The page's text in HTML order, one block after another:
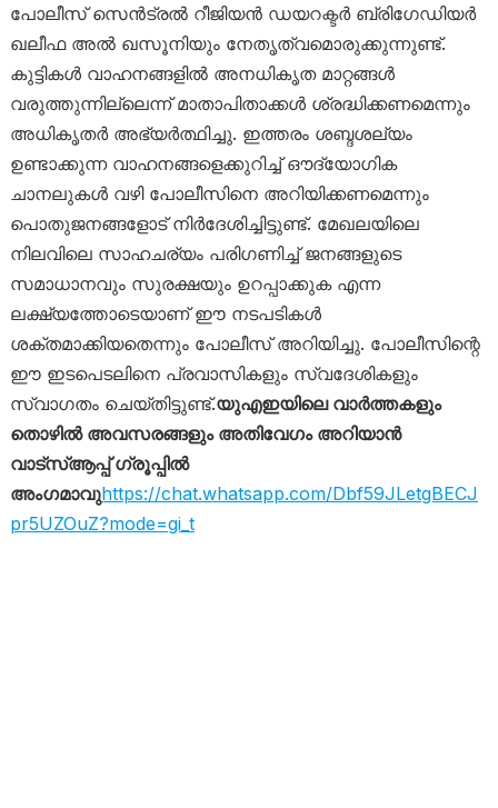
പോലീസ് സെൻട്രൽ റീജിയൻ ഡയറക്ടർ ബ്രിഗേഡിയർ
ഖലീഫ അൽ ഖസൂനിയും നേതൃത്വമൊരുക്കുന്നുണ്ട്.
കുട്ടികൾ വാഹനങ്ങളിൽ അനധികൃത മാറ്റങ്ങൾ
വരുത്തുന്നില്ലെന്ന് മാതാപിതാക്കൾ ശ്രദ്ധിക്കണമെന്നും
അധികൃതർ അഭ്യർത്ഥിച്ചു. ഇത്തരം ശബ്ദശല്യം
ഉണ്ടാക്കുന്ന വാഹനങ്ങളെക്കുറിച്ച് ഔദ്യോഗിക
ചാനലുകൾ വഴി പോലീസിനെ അറിയിക്കണമെന്നും
പൊതുജനങ്ങളോട് നിർദേശിച്ചിട്ടുണ്ട്. മേഖലയിലെ
നിലവിലെ സാഹചര്യം പരിഗണിച്ച് ജനങ്ങളുടെ
സമാധാനവും സുരക്ഷയും ഉറപ്പാക്കുക എന്ന
ലക്ഷ്യത്തോടെയാണ് ഈ നടപടികൾ
ശക്തമാക്കിയതെന്നും പോലീസ് അറിയിച്ചു. പോലീസിന്റെ
ഈ ഇടപെടലിനെ പ്രവാസികളും സ്വദേശികളും
സ്വാഗതം ചെയ്തിട്ടുണ്ട്.യുഎഇയിലെ വാർത്തകളും
തൊഴിൽ അവസരങ്ങളും അതിവേഗം അറിയാൻ
വാട്സ്ആപ്പ് ഗ്രൂപ്പിൽ
അംഗമാവുhttps://chat.whatsapp.com/Dbf59JLetgBECJ
pr5UZOuZ?mode=gi_t